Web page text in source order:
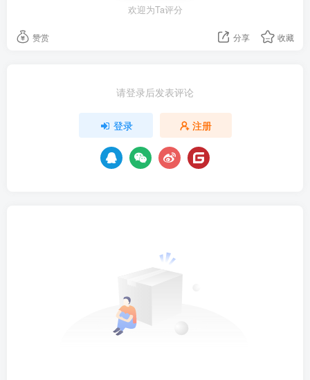
欢迎为Ta评分
赞赏 分享 收藏
请登录后发表评论
登录 注册